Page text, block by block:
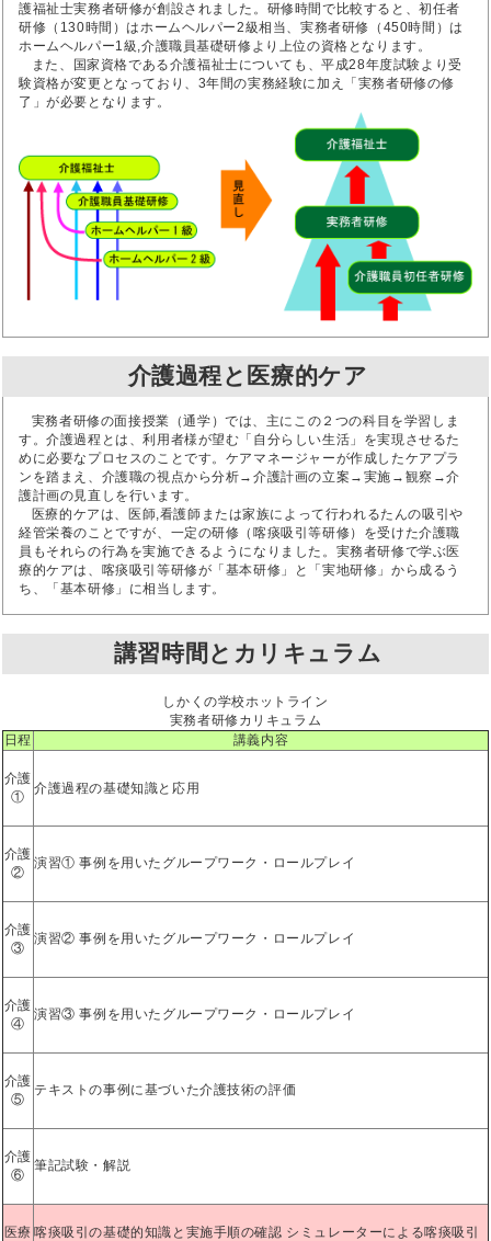
護福祉士実務者研修が創設されました。研修時間で比較すると、初任者
研修（130時間）はホームヘルパー2級相当、実務者研修（450時間）は
ホームヘルパー1級,介護職員基礎研修より上位の資格となります。
また、国家資格である介護福祉士についても、平成28年度試験より受
験資格が変更となっており、3年間の実務経験に加え「実務者研修の修
了」が必要となります。
介護過程と医療的ケア
実務者研修の面接授業（通学）では、主にこの２つの科目を学習しま
す。介護過程とは、利用者様が望む「自分らしい生活」を実現させるた
めに必要なプロセスのことです。ケアマネージャーが作成したケアプラ
ンを踏まえ、介護職の視点から分析→介護計画の立案→実施→観察→介
護計画の見直しを行います。
医療的ケアは、医師,看護師または家族によって行われるたんの吸引や
経管栄養のことですが、一定の研修（喀痰吸引等研修）を受けた介護職
員もそれらの行為を実施できるようになりました。実務者研修で学ぶ医
療的ケアは、喀痰吸引等研修が「基本研修」と「実地研修」から成るう
ち、「基本研修」に相当します。
講習時間とカリキュラム
しかくの学校ホットライン
実務者研修カリキュラム
日程
講義内容
介護
①
介護過程の基礎知識と応用
介護
②
演習① 事例を用いたグループワーク・ロールプレイ
介護
③
演習② 事例を用いたグループワーク・ロールプレイ
介護
④
演習③ 事例を用いたグループワーク・ロールプレイ
介護
⑤
テキストの事例に基づいた介護技術の評価
介護
⑥
筆記試験・解説
医療 喀痰吸引の基礎的知識と実施手順の確認 シミュレーターによる喀痰吸引